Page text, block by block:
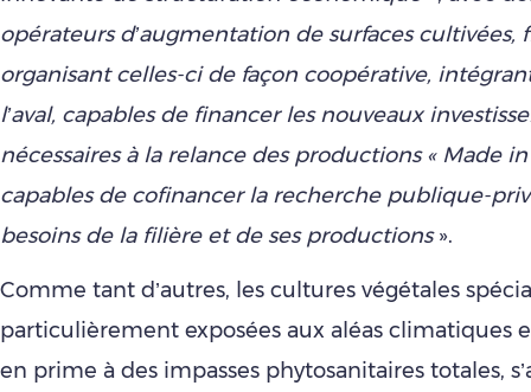
opérateurs d’augmentation de surfaces cultivées,
organisant celles-ci de façon coopérative,
l’aval, capables de financer les nouveaux
nécessaires à la relance des productions « Made in
capables de cofinancer la recherche publique-
besoins de la filière et de ses productions».
Comme tant d’autres, les cultures végétales
particulièrement exposées aux aléas climatiques
en prime à des impasses phytosanitaires totales,